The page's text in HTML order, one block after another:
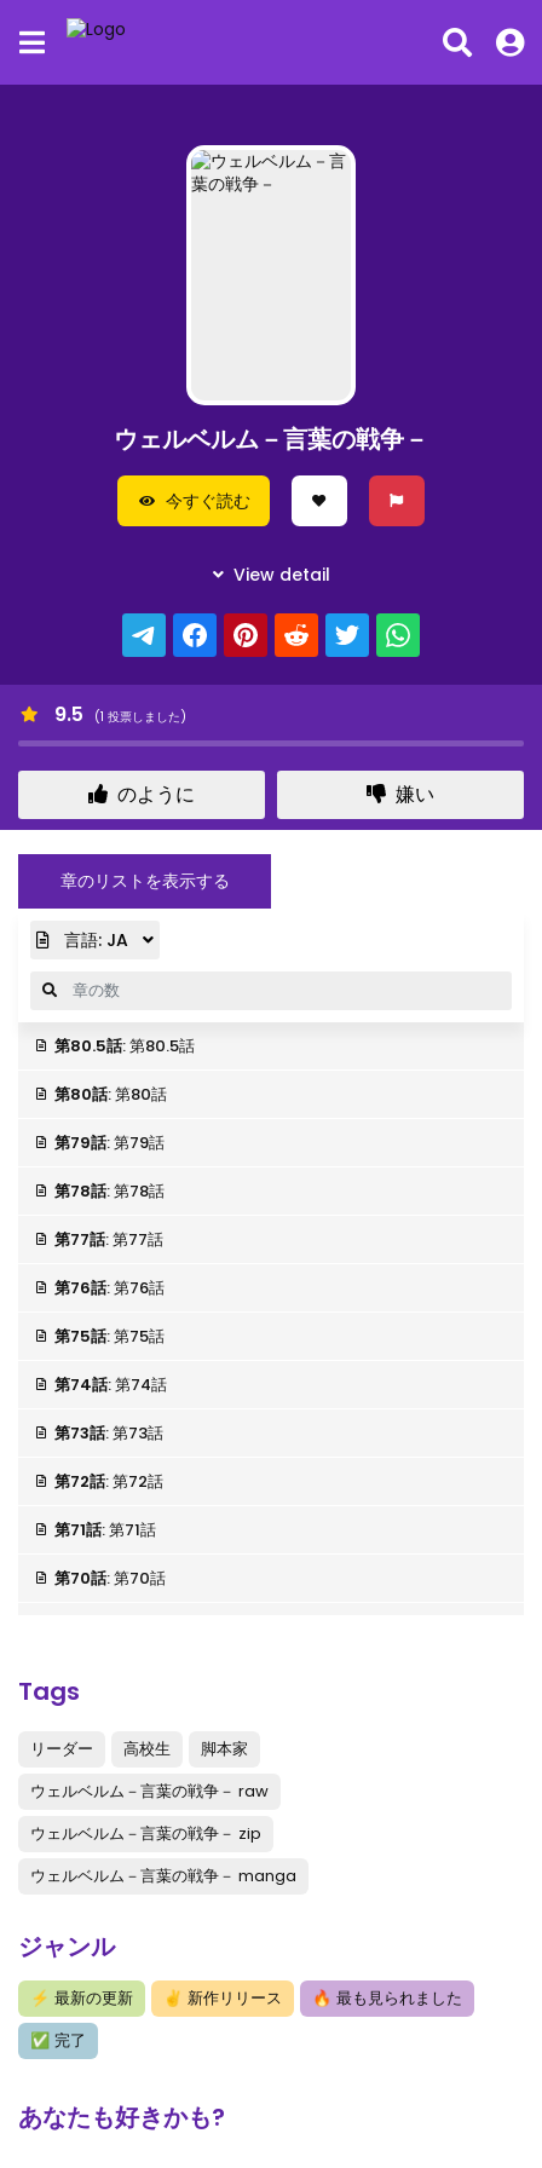
ウェルベルム－言葉の戦争－
今すぐ読む
9.5 (1 投票しました)
のように 嫌い
章のリストを表示する
言語: JA
第80.5話: 第80.5話
第80話: 第80話
第79話: 第79話
第78話: 第78話
第77話: 第77話
第76話: 第76話
第75話: 第75話
第74話: 第74話
第73話: 第73話
第72話: 第72話
第71話: 第71話
第70話: 第70話
: 第65話
第64話 : 第64話
第62話
第61話: 第61話
第60話
第59話: 第59話
Tags
リーダー 高校生
脚本家
ウェルベルム－言葉の戦争－ raw
ウェルベルム－言葉の戦争－ zip
ウェルベルム－言葉の戦争－ manga
ジャンル
⚡ 最新の更新 ✌ 新作リリース 🔥 最も見られました
✅ 完了
あなたも好きかも?